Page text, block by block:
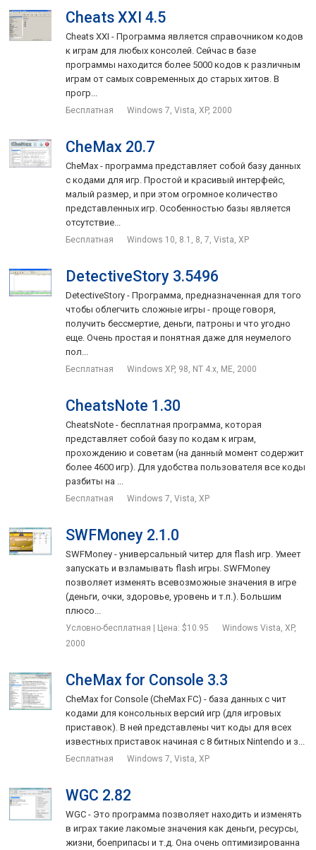
Cheats XXI 4.5
Cheats XXI - Программа является справочником кодов
к играм для любых консолей. Сейчас в базе
программы находится более 5000 кодов к различным
играм от самых современных до старых хитов. В
прогр...
Бесплатная Windows 7, Vista, XP, 2000
CheMax 20.7
CheMax - программа представляет собой базу данных
с кодами для игр. Простой и красивый интерфейс,
малый размер, и при этом огромное количество
представленных игр. Особенностью базы является
отсутствие...
Бесплатная Windows 10, 8.1, 8, 7, Vista, XP
DetectiveStory 3.5496
DetectiveStory - Программа, предназначенная для того
чтобы облегчить сложные игры - проще говоря,
получить бессмертие, деньги, патроны и что угодно
еще. Очень простая и понятная даже для неумелого
пол...
Бесплатная Windows XP, 98, NT 4.x, ME, 2000
CheatsNote 1.30
CheatsNote - бесплатная программа, которая
представляет собой базу по кодам к играм,
прохождению и советам (на данный момент содержит
более 4600 игр). Для удобства пользователя все коды
разбиты на ...
Бесплатная Windows 7, Vista, XP
SWFMoney 2.1.0
SWFMoney - универсальный читер для flash игр. Умеет
запускать и взламывать flash игры. SWFMoney
позволяет изменять всевозможные значения в игре
(деньги, очки, здоровье, уровень и т.п.). Большим
плюсо...
Условно-бесплатная | Цена: $10.95
Windows Vista, XP,
2000
CheMax for Console 3.3
CheMax for Console (CheMax FC) - база данных с чит
кодами для консольных версий игр (для игровых
приставок). В ней представлены чит коды для всех
известных приставок начиная с 8 битных Nintendo и з...
Бесплатная Windows 7, Vista, XP
WGC 2.82
WGC - Это программа позволяет находить и изменять
в играх такие лакомые значения как деньги, ресурсы,
жизни, боеприпасы и т.д. Она очень оптимизированна